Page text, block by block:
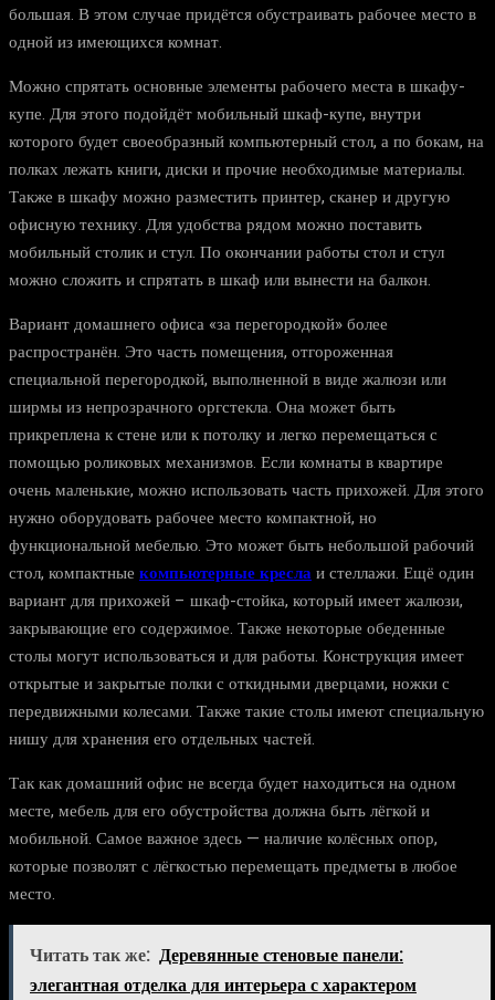
большая. В этом случае придётся обустраивать рабочее место в
одной из имеющихся комнат.
Можно спрятать основные элементы рабочего места в шкафу-
купе. Для этого подойдёт мобильный шкаф-купе, внутри
которого будет своеобразный компьютерный стол, а по бокам, на
полках лежать книги, диски и прочие необходимые материалы.
Также в шкафу можно разместить принтер, сканер и другую
офисную технику. Для удобства рядом можно поставить
мобильный столик и стул. По окончании работы стол и стул
можно сложить и спрятать в шкаф или вынести на балкон.
Вариант домашнего офиса «за перегородкой» более
распространён. Это часть помещения, отгороженная
специальной перегородкой, выполненной в виде жалюзи или
ширмы из непрозрачного оргстекла. Она может быть
прикреплена к стене или к потолку и легко перемещаться с
помощью роликовых механизмов. Если комнаты в квартире
очень маленькие, можно использовать часть прихожей. Для этого
нужно оборудовать рабочее место компактной, но
функциональной мебелью. Это может быть небольшой рабочий
стол, компактные компьютерные креслаи стеллажи. Ещё один
вариант для прихожей – шкаф-стойка, который имеет жалюзи,
закрывающие его содержимое. Также некоторые обеденные
столы могут использоваться и для работы. Конструкция имеет
открытые и закрытые полки с откидными дверцами, ножки с
передвижными колесами. Также такие столы имеют специальную
нишу для хранения его отдельных частей.
Так как домашний офис не всегда будет находиться на одном
месте, мебель для его обустройства должна быть лёгкой и
мобильной. Самое важное здесь — наличие колёсных опор,
которые позволят с лёгкостью перемещать предметы в любое
место.
Читать так же: Деревянные стеновые панели:
элегантная отделка для интерьера с характером